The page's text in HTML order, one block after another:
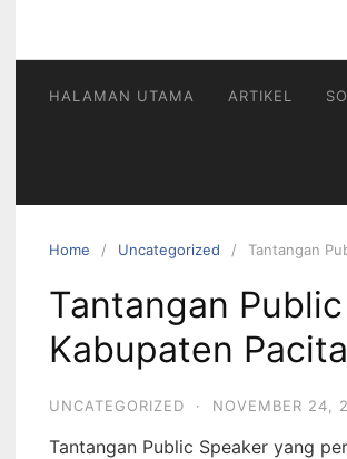
HALAMAN UTAMA ARTIKEL
Home Uncategorized Tantangan
Tantangan
Kabupaten
UNCATEGORIZED · NOVEMBER 24,
Tantangan Public Speaker yang